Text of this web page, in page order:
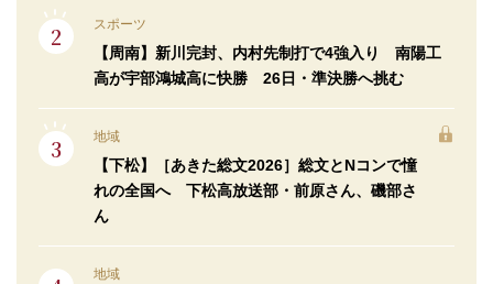
スポーツ
【周南】新川完封、内村先制打で4強入り 南陽工
高が宇部鴻城高に快勝 26日・準決勝へ挑む
地域
【下松】［あきた総文2026］総文とNコンで憧
れの全国へ 下松高放送部・前原さん、磯部さ
ん
地域